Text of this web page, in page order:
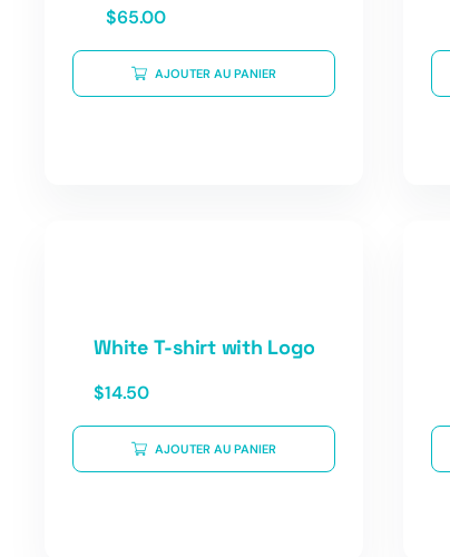
$65.00
AJOUTER AU PANIER
White T-shirt with Logo
$14.50
AJOUTER AU PANIER